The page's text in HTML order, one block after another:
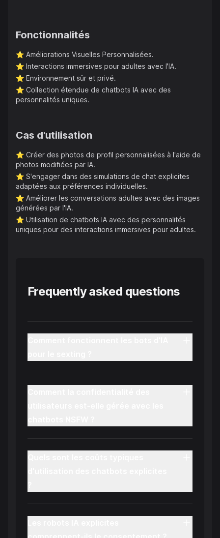
Fonctionnalités
⭐️ Améliorations Visuelles Personnalisées.
⭐️ Interactions immersives pour adultes avec l'IA.
⭐️ Environnement sûr et privé.
⭐️ Collection étendue de chatbots IA avec des
personnalités uniques.
Cas d'utilisation
⭐️ Créer des photos de profil personnalisées à l'aide de
photos modifiées par IA.
⭐️ S'engager dans des simulations de chat explicites
adaptées aux préférences individuelles.
⭐️ Améliorer les conversations adultes avec des images
générées par l'IA.
⭐️ Utilisation de chatbots IA avec des personnalités
uniques pour des interactions immersives pour adultes.
Frequently asked questions